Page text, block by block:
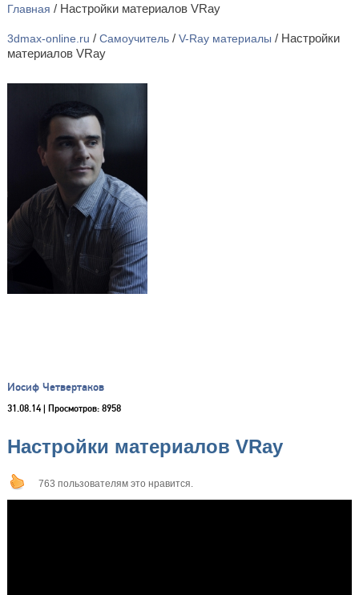
Главная / Настройки материалов VRay
3dmax-online.ru / Самоучитель/ V-Ray материалы / Настройки
материалов VRay
Иосиф Четвертаков
31.08.14 | Просмотров: 8958
Настройки материалов VRay
763 пользователям это нравится.